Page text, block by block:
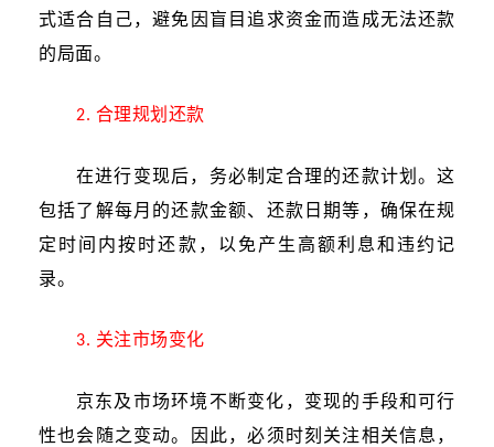
式适合自己，避免因盲目追求资金而造成无法还款
的局面。
2. 合理规划还款
在进行变现后，务必制定合理的还款计划。这
包括了解每月的还款金额、还款日期等，确保在规
定时间内按时还款，以免产生高额利息和违约记
录。
3. 关注市场变化
京东及市场环境不断变化，变现的手段和可行
性也会随之变动。因此，必须时刻关注相关信息，